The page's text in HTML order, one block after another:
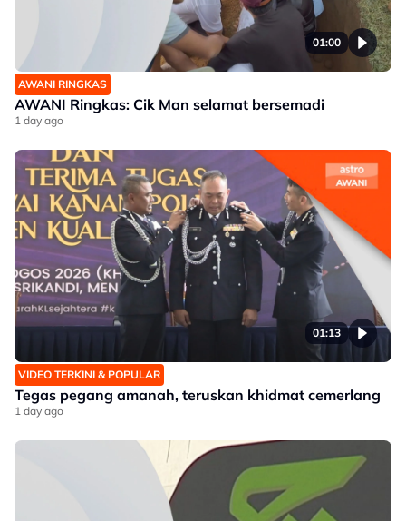
01:00
AWANI RINGKAS
AWANI Ringkas: Cik Man selamat bersemadi
1 day ago
01:13
VIDEO TERKINI & POPULAR
Tegas pegang amanah, teruskan khidmat cemerlang
1 day ago